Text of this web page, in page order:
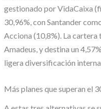
gestionado por VidaCaixa
30,96%, con Santander
Acciona (10,8%). La
Amadeus, y destina un
ligera diversificación
Más planes que superan el